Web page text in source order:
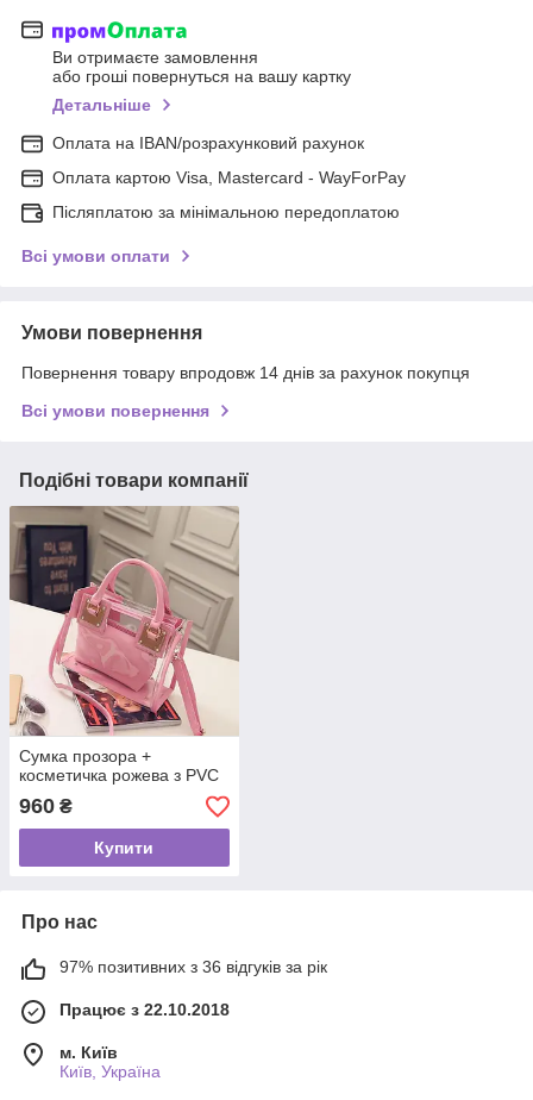
Ви отримаєте замовлення
або гроші повернуться на вашу картку
Детальніше
Оплата на IBAN/розрахунковий рахунок
Оплата картою Visa, Mastercard - WayForPay
Післяплатою за мінімальною передоплатою
Всі умови оплати
Умови повернення
Повернення товару впродовж 14 днів за рахунок покупця
Всі умови повернення
Подібні товари компанії
Сумка прозора +
косметичка рожева з PVC
960 ₴
Купити
Про нас
97% позитивних з 36 відгуків за рік
Працює з 22.10.2018
м. Київ
Київ, Україна